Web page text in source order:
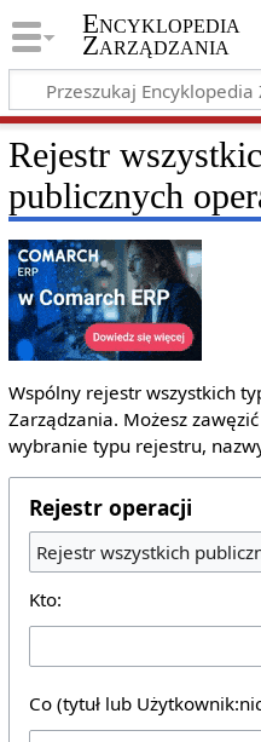
Encyklopedia
Zarządzania
Rejestr
publicznych
Wspólny rejestr wszystkich
Zarządzania. Możesz
wybranie typu rejestru,
Rejestr operacji
Rejestr wszystkich
Kto:
Co (tytuł lub